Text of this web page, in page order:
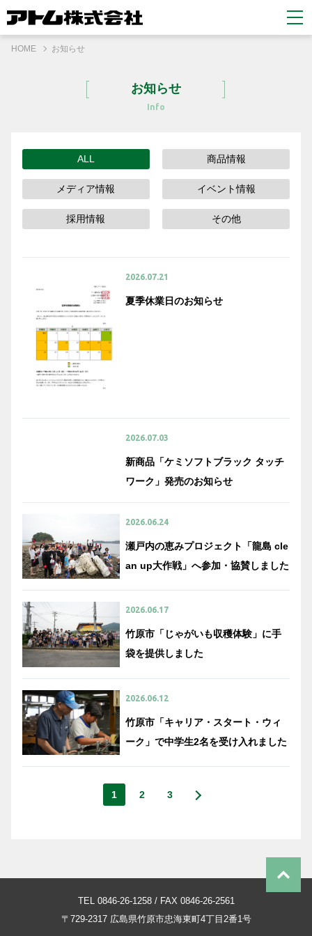
HOME お知らせ
お知らせ
Info
ALL 商品情報
メディア情報 イベント情報
採用情報 その他
2026.07.21
夏季休業日のお知らせ
2026.07.03
新商品「ケミソフトブラック タッチ
ワーク」発売のお知らせ
2026.06.24
瀬戸内の恵みプロジェクト「龍島 cle
an up大作戦」へ参加・協賛しました
2026.06.17
竹原市「じゃがいも収穫体験」に手
袋を提供しました
2026.06.12
竹原市「キャリア・スタート・ウィ
ーク」で中学生2名を受け入れました
1 2 3
TEL 0846-26-1258 / FAX 0846-26-2561
〒729-2317広島県竹原市忠海東町4丁目2番1号